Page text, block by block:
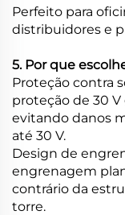
Perfeito para
distribuidores e
5. Por que
Proteção contra
proteção de 30
evitando danos
até 30 V.
Design de
engrenagem
contrário da
torre.